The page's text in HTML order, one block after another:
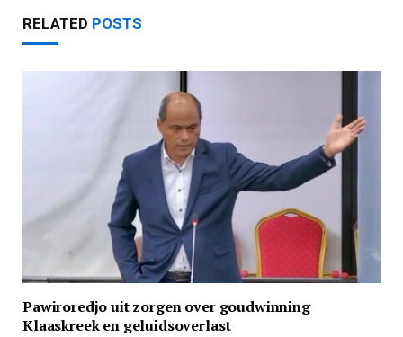
RELATED POSTS
Pawiroredjo uit zorgen over goudwinning
Klaaskreek en geluidsoverlast